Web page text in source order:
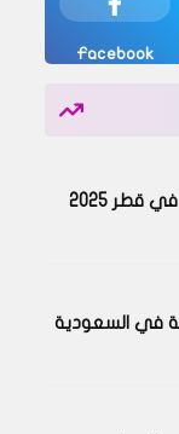
Facebook
2025
في السعودية